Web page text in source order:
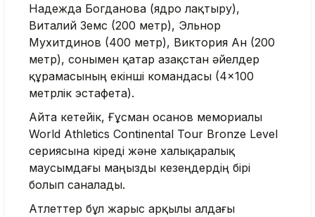
Надежда Богданова (ядро лақтыру),
Виталий Земс (200 метр), Эльнор
Мухитдинов (400 метр), Виктория Ан (200
метр), сонымен қатар Қазақстан әйелдер
құрамасының екінші командасы (4×100
метрлік эстафета).
Айта кетейік, Ғұсман Қосанов мемориалы
World Athletics Continental Tour Bronze Level
сериясына кіреді және халықаралық
маусымдағы маңызды кезеңдердің бірі
болып саналады.
Атлеттер бұл жарыс арқылы алдағы